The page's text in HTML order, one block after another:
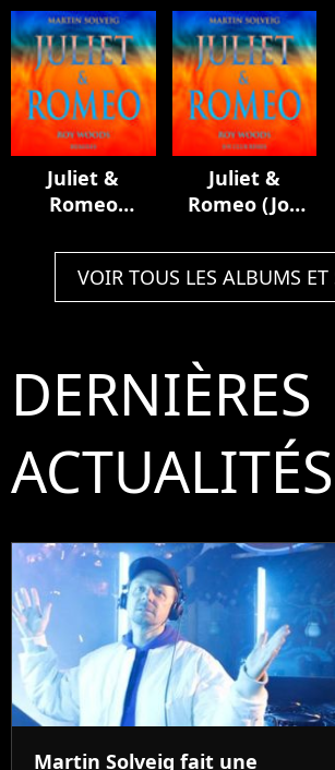
Remix)
Juliet &
Romeo
Juliet &
Romeo (Joy
VOIR TOUS LES ALBUMS ET
DERNIÈRES
ACTUALITÉS
Martin Solveig fait une